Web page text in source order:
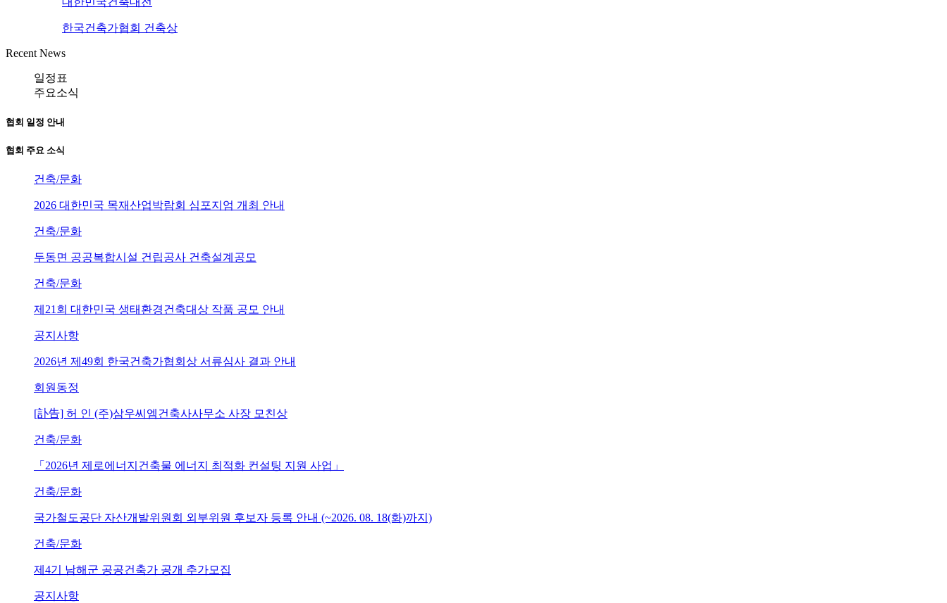
한국건축가협회 건축상
Recent News
일정표
주요소식
협회 일정 안내
협회 주요 소식
건축/문화
2026 대한민국 목재산업박람회 심포지엄 개최 안내
건축/문화
두동면 공공복합시설 건립공사 건축설계공모
건축/문화
제21회 대한민국 생태환경건축대상 작품 공모 안내
공지사항
2026년 제49회 한국건축가협회상 서류심사 결과 안내
회원동정
[訃告] 허 인 (주)삼우씨엠건축사사무소 사장 모친상
건축/문화
「2026년 제로에너지건축물 에너지 최적화 컨설팅 지원 사업」
건축/문화
국가철도공단 자산개발위원회 외부위원 후보자 등록 안내 (~2026. 08. 18(화)까지)
건축/문화
제4기 남해군 공공건축가 공개 추가모집
공지사항